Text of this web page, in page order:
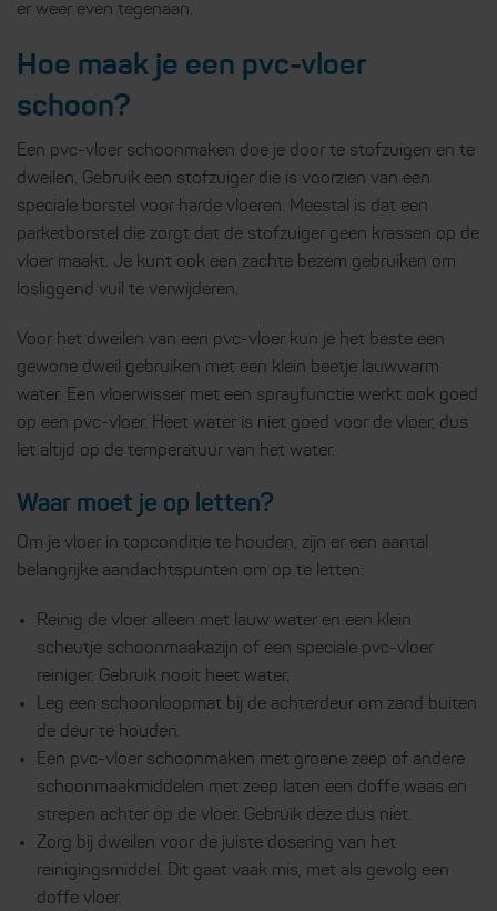
er weer even tegenaan.
Hoe maak je een pvc-vloer
schoon?
Een pvc-vloer schoonmaken doe je door te stofzuigen en te
dweilen. Gebruik een stofzuiger die is voorzien van een
speciale borstel voor harde vloeren. Meestal is dat een
parketborstel die zorgt dat de stofzuiger geen krassen op de
vloer maakt. Je kunt ook een zachte bezem gebruiken om
losliggend vuil te verwijderen.
Voor het dweilen van een pvc-vloer kun je het beste een
gewone dweil gebruiken met een klein beetje lauwwarm
water. Een vloerwisser met een sprayfunctie werkt ook goed
op een pvc-vloer. Heet water is niet goed voor de vloer, dus
let altijd op de temperatuur van het water.
Waar moet je op letten?
Om je vloer in topconditie te houden, zijn er een aantal
belangrijke aandachtspunten om op te letten:
Reinig de vloer alleen met lauw water en een klein
scheutje schoonmaakazijn of een speciale pvc-vloer
reiniger. Gebruik nooit heet water.
Leg een schoonloopmat bij de achterdeur om zand buiten
de deur te houden.
Een pvc-vloer schoonmaken met groene zeep of andere
schoonmaakmiddelen met zeep laten een doffe waas en
strepen achter op de vloer. Gebruik deze dus niet.
Zorg bij dweilen voor de juiste dosering van het
reinigingsmiddel. Dit gaat vaak mis, met als gevolg een
doffe vloer.